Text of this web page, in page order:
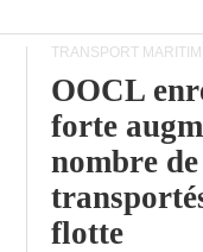
TRANSPORT
OOCL
forte
nombre
flotte